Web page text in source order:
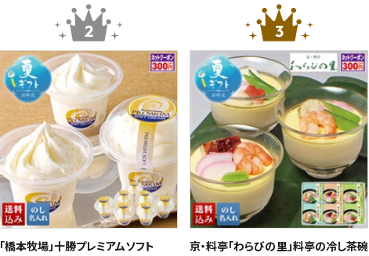
「橋本牧場」十勝プレミアムソフト
京・料亭「わらびの里」料亭の冷し茶碗